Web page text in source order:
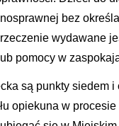
bez
wydawane
pomocy w
są punkty siedem
opiekuna w